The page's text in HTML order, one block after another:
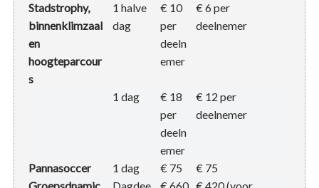
Stadstrophy,
binnenklimzaal
en
hoogteparcour
s
1 halve
dag
€ 10
per
deeln
emer
€ 6 per
deelnemer
1 dag
€ 18
per
deeln
emer
€ 12 per
deelnemer
Pannasoccer 1 dag € 75
€ 75